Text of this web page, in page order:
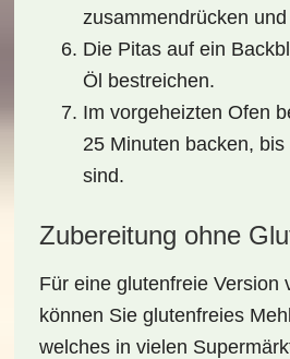
zusammendrücken
Die Pitas auf ein
Öl bestreichen.
Im vorgeheizten Ofen
25 Minuten backen,
sind.
Zubereitung ohne
Für eine glutenfreieVersion
können Sie glutenfreies
welches in vielen